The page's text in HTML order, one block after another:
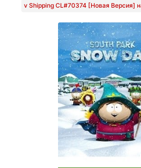
v Shipping CL#70374 [Новая Версия]